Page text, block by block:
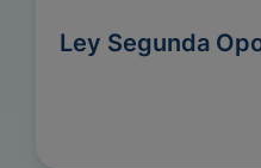
Ley Segunda